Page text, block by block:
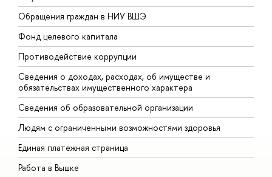
Обращения граждан в НИУ ВШЭ
Фонд целевого капитала
Противодействие коррупции
Сведения о доходах, расходах, об имуществе и
обязательствах имущественного характера
Сведения об образовательной организации
Людям с ограниченными возможностями здоровья
Единая платежная страница
Работа в Вышке